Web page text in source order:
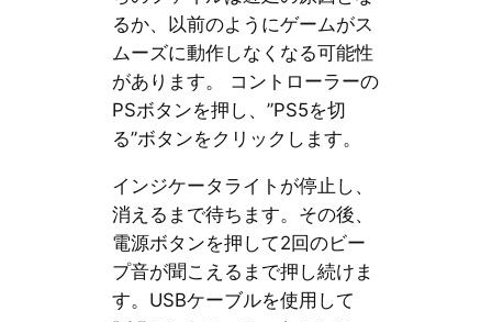
るか、以前のようにゲームがス
ムーズに動作しなくなる可能性
があります。 コントローラーの
PSボタンを押し、”PS5を切
る”ボタンをクリックします。
インジケータライトが停止し、
消えるまで待ちます。その後、
電源ボタンを押して2回のビー
プ音が聞こえるまで押し続けま
す。USBケーブルを使用して